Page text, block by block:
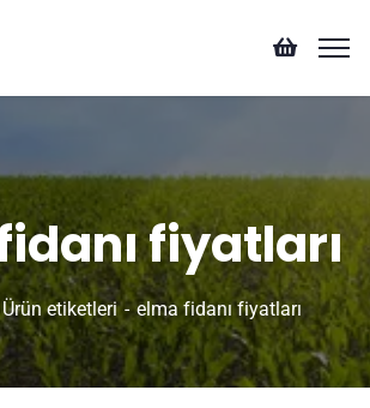
fiyatları
Ürün etiketleri elma fidanı fiyatları